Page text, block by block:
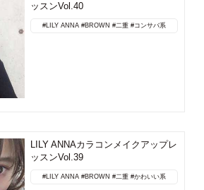
ッスンVol.40
#LILY ANNA #BROWN #二重 #コンサバ系
LILY ANNAカラコンメイクアップレ
ッスンVol.39
#LILY ANNA #BROWN #二重 #かわいい系